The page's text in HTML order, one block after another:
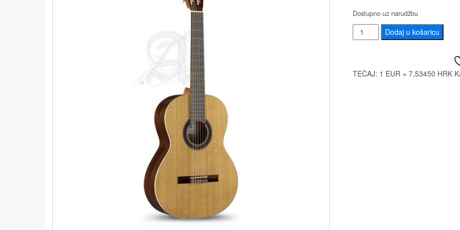
Dostupno uz narudžbu
ALHAMBRA
1C
količina
Dodaj u košaricu
TEČAJ: 1 EUR = 7,53450 HRK